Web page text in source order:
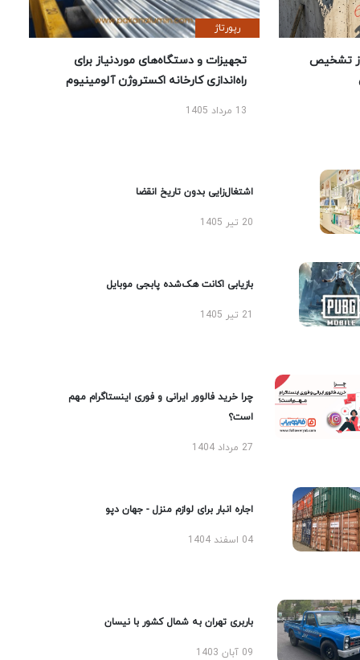
تشخیص
رپورتاژ
تجهیزات و دستگاه‌های موردنیاز برای
راه‌اندازی کارخانه اکستروژن آلومینیوم
13 مرداد 1405
اشتغال‌زایی بدون تاریخ انقضا
20 تیر 1405
بازیابی اکانت هک‌شده پابجی موبایل
چرا خرید فالوور ایرانی و فوری اینستاگرام مهم
است؟
27 مرداد 1404
اجاره انبار برای لوازم منزل - جهان دپو
04 اسفند 1404
باربری تهران به شمال کشور با نیسان
09 آبان 1403